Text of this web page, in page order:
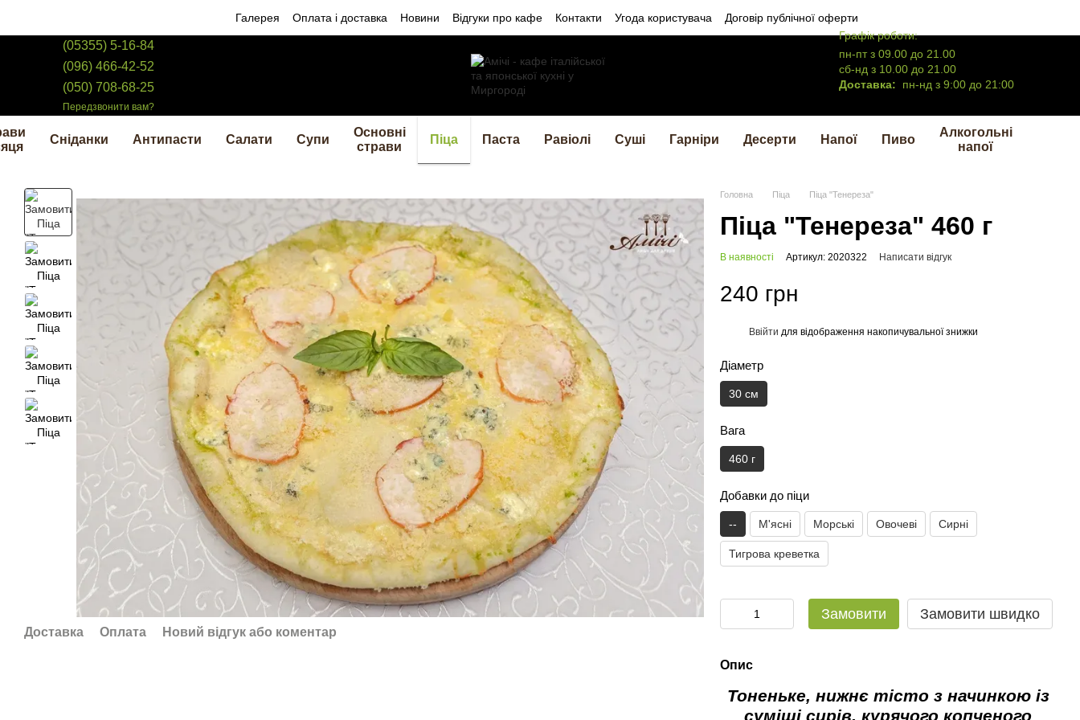
Галерея Оплата і доставка Новини Відгуки про кафе Контакти Угода користувача Договір публічної оферти
(05355) 5-16-84
(096) 466-42-52
(050) 708-68-25
Передзвонити вам?
Графік роботи:
пн-пт з 09.00 до 21.00
сб-нд з 10.00 до 21.00
Доставка: пн-нд з 9:00 до 21:00
Сніданки Антипасти Салати Супи
Основні
страви
Піца Паста Равіолі Суші Гарніри Десерти Напої Пиво
Алкогольні
напої
Доставка Оплата Новий відгук або коментар
Головна Піца Піца "Тенереза"
Піца "Тенереза" 460 г
В наявності Артикул: 2020322 Написати відгук
240 грн
Ввійти для відображення накопичувальної знижки
Діаметр
30 см
Вага
460 г
Добавки до піци
-- М'ясні Морські Овочеві Сирні
Тигрова креветка
Замовити Замовити швидко
Опис
Тоненьке, нижнє тісто з начинкою із
суміші сирів, курячого копченого